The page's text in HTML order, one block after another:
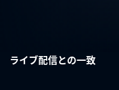
ライブ配信との一致